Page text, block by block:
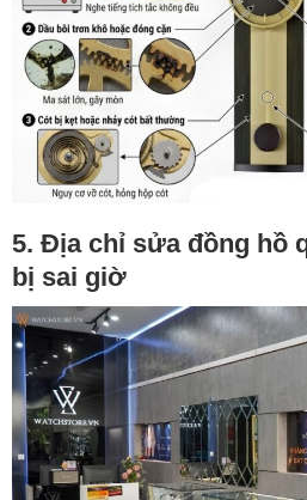
5. Địa chỉ sửa đồng hồ
bị sai giờ